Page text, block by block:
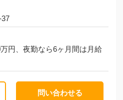
円、夜勤なら6ヶ月間は月給
問い合わせる